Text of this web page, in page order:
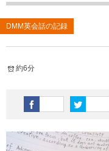
DMM英会話の記録
約6分
TOEIC（作戦・ノウハウなど）
TOEIC700点への道
英単語
その他英語関連
沖縄
神戸
行ってきたあれこれ
旅行関連あれこれ
ダイエット
健康あれこれ
美容あれこれ
月、星、宇宙